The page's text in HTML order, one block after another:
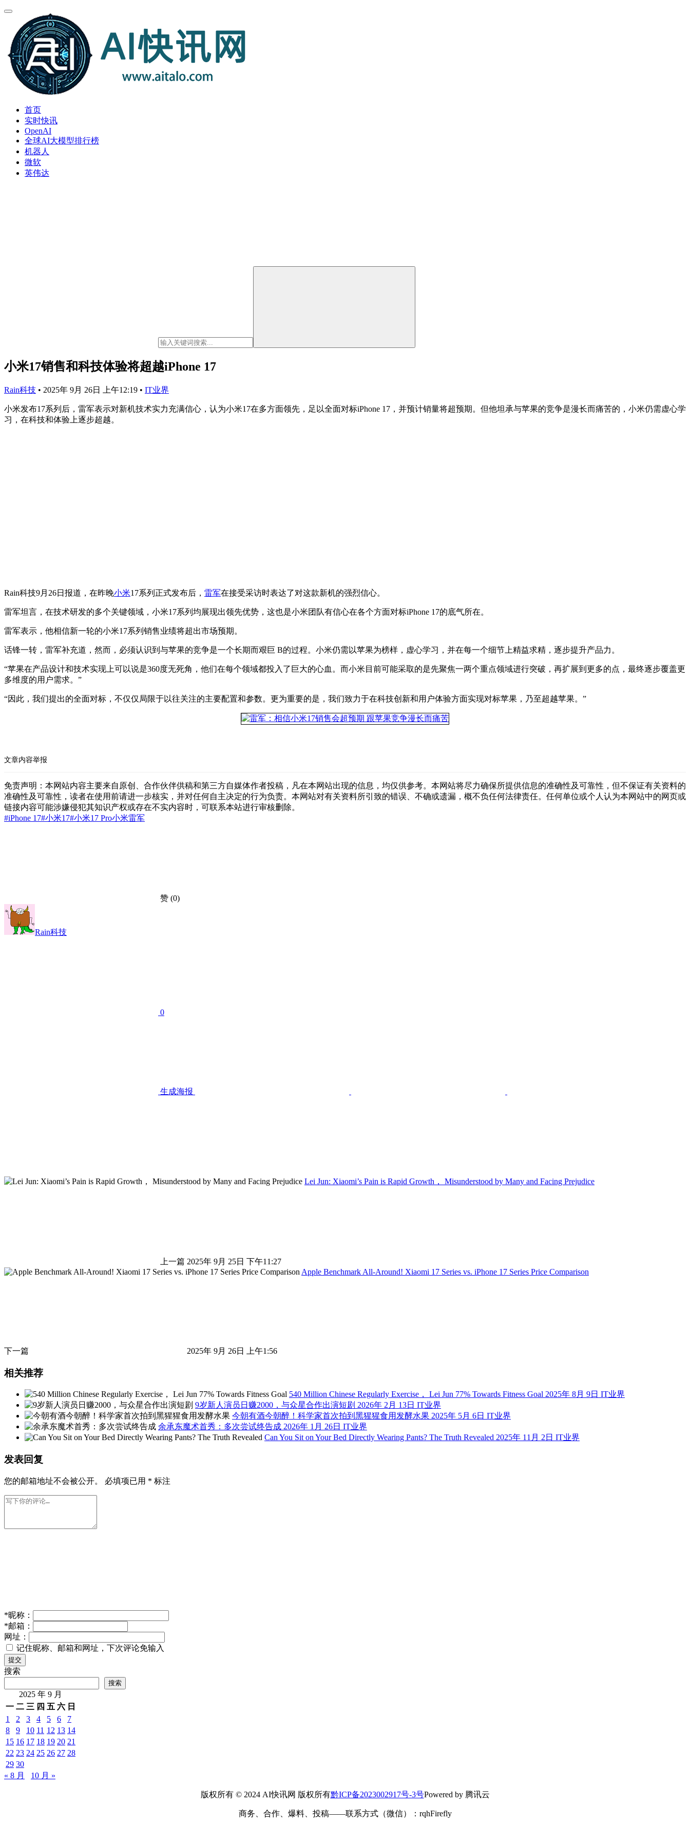
首页
实时快讯
OpenAI
全球AI大模型排行榜
机器人
微软
英伟达
小米17销售和科技体验将超越iPhone 17
Rain科技 • 2025年 9月 26日 上午12:19 • IT业界
小米发布17系列后，雷军表示对新机技术实力充满信心，认为小米17在多方面领先，足以全面对标iPhone 17，并预计销量将超预期。但他坦承与苹果的竞争是漫长而痛苦的，小米仍需虚心学
习，在科技和体验上逐步超越。
Rain科技9月26日报道，在昨晚小米17系列正式发布后， 雷军在接受采访时表达了对这款新机的强烈信心。
雷军坦言，在技术研发的多个关键领域，小米17系列均展现出领先优势，这也是小米团队有信心在各个方面对标iPhone 17的底气所在。
雷军表示，他相信新一轮的小米17系列销售业绩将超出市场预期。
话锋一转，雷军补充道，然而，必须认识到与苹果的竞争是一个长期而艰巨 B的过程。小米仍需以苹果为榜样，虚心学习，并在每一个细节上精益求精，逐步提升产品力。
“苹果在产品设计和技术实现上可以说是360度无死角，他们在每个领域都投入了巨大的心血。而小米目前可能采取的是先聚焦一两个重点领域进行突破，再扩展到更多的点，最终逐步覆盖更
多维度的用户需求。”
“因此，我们提出的全面对标，不仅仅局限于以往关注的主要配置和参数。更为重要的是，我们致力于在科技创新和用户体验方面实现对标苹果，乃至超越苹果。”
文章内容举报
免责声明：本网站内容主要来自原创、合作伙伴供稿和第三方自媒体作者投稿，凡在本网站出现的信息，均仅供参考。本网站将尽力确保所提供信息的准确性及可靠性，但不保证有关资料的
准确性及可靠性，读者在使用前请进一步核实，并对任何自主决定的行为负责。本网站对有关资料所引致的错误、不确或遗漏，概不负任何法律责任。任何单位或个人认为本网站中的网页或
链接内容可能涉嫌侵犯其知识产权或存在不实内容时，可联系本站进行审核删除。
#iPhone 17#小米17#小米17 Pro小米雷军
赞 (0)
Rain科技
0
生成海报
Lei Jun: Xiaomi’s Pain is Rapid Growth， Misunderstood by Many and Facing Prejudice
上一篇 2025年 9月 25日 下午11:27
Apple Benchmark All-Around! Xiaomi 17 Series vs. iPhone 17 Series Price Comparison
下一篇 2025年 9月 26日 上午1:56
相关推荐
540 Million Chinese Regularly Exercise， Lei Jun 77% Towards Fitness Goal 2025年 8月 9日 IT业界
9岁新人演员日赚2000，与众星合作出演短剧 2026年 2月 13日 IT业界
今朝有酒今朝醉！科学家首次拍到黑猩猩食用发酵水果 2025年 5月 6日 IT业界
余承东魔术首秀：多次尝试终告成 2026年 1月 26日 IT业界
Can You Sit on Your Bed Directly Wearing Pants? The Truth Revealed 2025年 11月 2日 IT业界
发表回复
您的邮箱地址不会被公开。 必填项已用 * 标注
*昵称：
*邮箱：
网址：
记住昵称、邮箱和网址，下次评论免输入
提交
搜索
搜索
2025 年 9 月
一 二 三 四 五 六 日
1
2 3 4 5 6
7
8
9 10 11 12 13 14
15 16 17 18 19 20 21
22 23 24 25 26 27 28
29 30
« 8 月
10 月 »
版权所有 © 2024 AI快讯网 版权所有黔ICP备2023002917号-3号Powered by 腾讯云
商务、合作、爆料、投稿——联系方式（微信）：rqhFirefly